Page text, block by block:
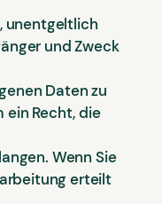
unentgeltlich
und Zweck
Daten zu
ein Recht, die
Wenn Sie
erteilt